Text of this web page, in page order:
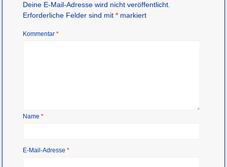
Deine E-Mail-Adresse wird nicht veröffentlicht.
Erforderliche Felder sind mit*markiert
Kommentar*
Name*
E-Mail-Adresse*